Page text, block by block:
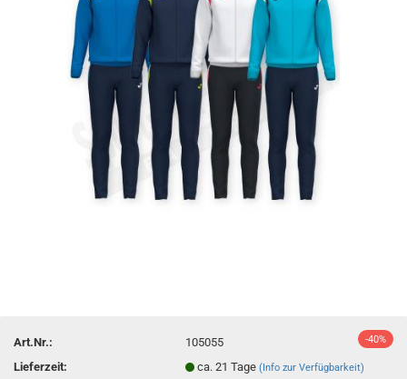
-40%
Art.Nr.:
105055
Lieferzeit:
ca. 21 Tage(Info zur Verfügbarkeit)